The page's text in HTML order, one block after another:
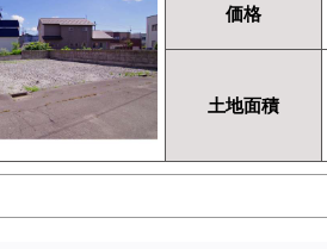
価格
土地面積